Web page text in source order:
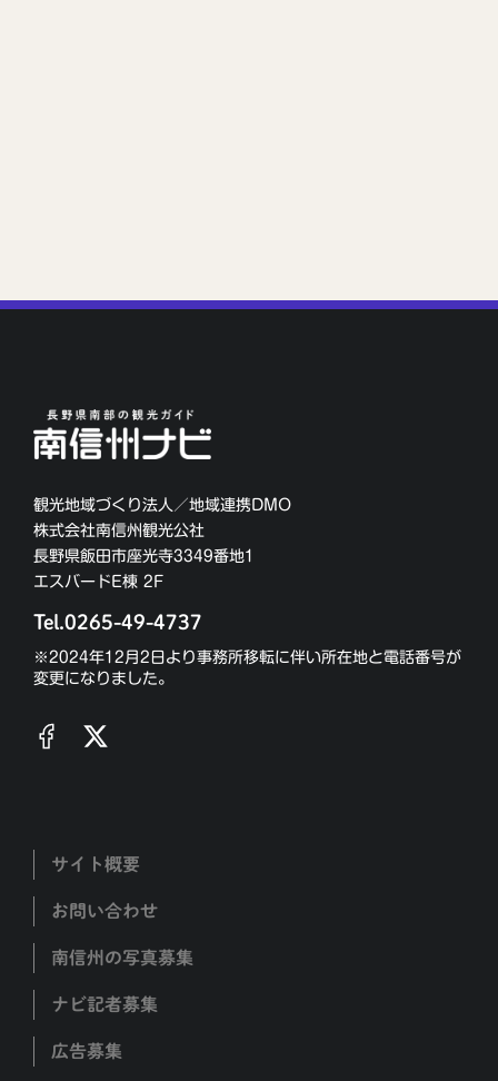
観光地域づくり法人／地域連携DMO
株式会社南信州観光公社
長野県飯田市座光寺3349番地1
エスバードE棟 2F
Tel.0265-49-4737
※2024年12月2日より事務所移転に伴い所在地と電話番号が
変更になりました。
サイト概要
お問い合わせ
南信州の写真募集
ナビ記者募集
広告募集